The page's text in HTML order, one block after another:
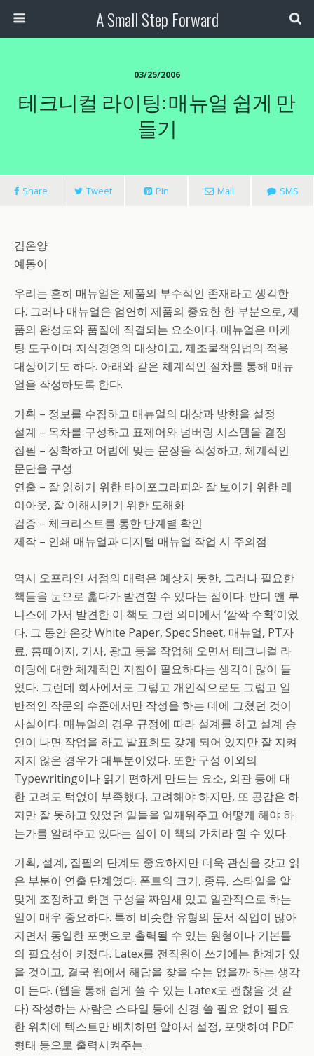
A Small Step Forward
03/25/2006
테크니컬 라이팅: 매뉴얼 쉽게 만
들기
Share Tweet Pin Mail SMS
김온양
예동이
우리는 흔히 매뉴얼은 제품의 부수적인 존재라고 생각한
다. 그러나 매뉴얼은 엄연히 제품의 중요한 한 부분으로, 제
품의 완성도와 품질에 직결되는 요소이다. 매뉴얼은 마케
팅 도구이며 지식경영의 대상이고, 제조물책임법의 적용
대상이기도 하다. 아래와 같은 체계적인 절차를 통해 매뉴
얼을 작성하도록 한다.
기획 – 정보를 수집하고 매뉴얼의 대상과 방향을 설정
설계 – 목차를 구성하고 표제어와 넘버링 시스템을 결정
집필 – 정확하고 어법에 맞는 문장을 작성하고, 체계적인
문단을 구성
연출 – 잘 읽히기 위한 타이포그라피와 잘 보이기 위한 레
이아웃, 잘 이해시키기 위한 도해화
검증 – 체크리스트를 통한 단계별 확인
제작 – 인쇄 매뉴얼과 디지털 매뉴얼 작업 시 주의점
역시 오프라인 서점의 매력은 예상치 못한, 그러나 필요한
책들을 눈으로 훑다가 발견할 수 있다는 점이다. 반디 앤 루
니스에 가서 발견한 이 책도 그런 의미에서 ‘깜짝 수확’이었
다. 그 동안 온갖 White Paper, Spec Sheet, 매뉴얼, PT자
료, 홈페이지, 기사, 광고 등을 작업해 오면서 테크니컬 라
이팅에 대한 체계적인 지침이 필요하다는 생각이 많이 들
었다. 그런데 회사에서도 그렇고 개인적으로도 그렇고 일
반적인 작문의 수준에서만 작성을 하는 데에 그쳤던 것이
사실이다. 매뉴얼의 경우 규정에 따라 설계를 하고 설계 승
인이 나면 작업을 하고 발표회도 갖게 되어 있지만 잘 지켜
지지 않은 경우가 대부분이었다. 또한 구성 이외의
Typewriting이나 읽기 편하게 만드는 요소, 외관 등에 대
한 고려도 턱없이 부족했다. 고려해야 하지만, 또 공감은 하
지만 잘 못하고 있었던 일들을 일깨워주고 어떻게 해야 하
는가를 알려주고 있다는 점이 이 책의 가치라 할 수 있다.
기획, 설계, 집필의 단계도 중요하지만 더욱 관심을 갖고 읽
은 부분이 연출 단계였다. 폰트의 크기, 종류, 스타일을 알
맞게 조정하고 화면 구성을 짜임새 있고 일관적으로 하는
일이 매우 중요하다. 특히 비슷한 유형의 문서 작업이 많아
지면서 동일한 포맷으로 출력될 수 있는 원형이나 기본틀
의 필요성이 커졌다. Latex를 전직원이 쓰기에는 한계가 있
을 것이고, 결국 웹에서 해답을 찾을 수는 없을까 하는 생각
이 든다. (웹을 통해 쉽게 쓸 수 있는 Latex도 괜찮을 것 같
다) 작성하는 사람은 스타일 등에 신경 쓸 필요 없이 필요
한 위치에 텍스트만 배치하면 알아서 설정, 포맷하여 PDF
형태 등으로 출력시켜주는..